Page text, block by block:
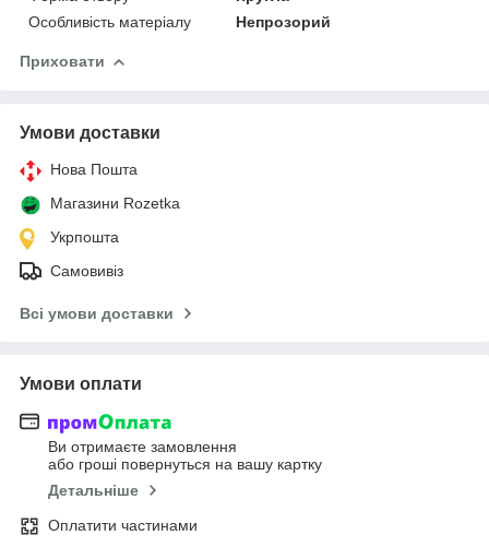
Особливість матеріалу
Непрозорий
Приховати
Умови доставки
Нова Пошта
Магазини Rozetka
Укрпошта
Самовивіз
Всі умови доставки
Умови оплати
Ви отримаєте замовлення
або гроші повернуться на вашу картку
Детальніше
Оплатити частинами